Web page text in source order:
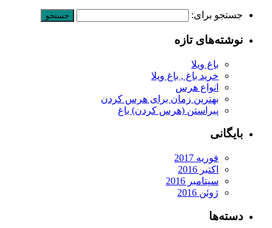
جستجو برای:
نوشته‌های تازه
باغ ویلا
خرید باغ , باغ ویلا
انواع هرس
بهترین زمان برای هرس کردن
پیراستن (هرس کردن) باغ
بایگانی
فوریه 2017
اکتبر 2016
سپتامبر 2016
ژوئن 2016
دسته‌ها